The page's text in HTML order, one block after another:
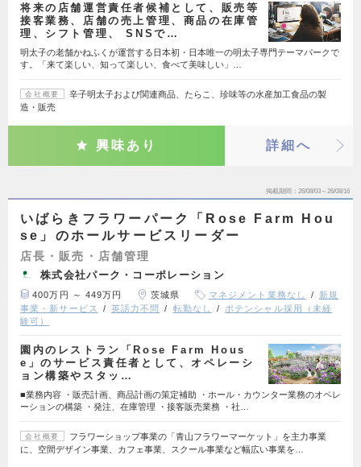
将来の店舗運営責任者候補として、販売等
接客業務、店舗の売上管理、商品の在庫管
理、シフト管理、 SNSで…
明太子の老舗かねふくが運営する日本初・日本唯一の明太子専門テーマパークで
す。「来て楽しい、知って楽しい、食べて美味しい」…
会社概要
辛子明太子および関連商品、たらこ、珍味等の水産加工食品の製
造・販売
興味あり 詳細へ
掲載期間 26/08/03～26/08/16
いばらきフラワーパーク「Rose Farm Hou
se」のホールサービスリーダー
店長・販売・店舗管理
株式会社パーク・コーポレーション
400万円 ～ 449万円 茨城県 マネジメント業務なし
新規
事業・新サービス
英語力不問 転勤なし
ポテンシャル採用（未経
験可）
園内のレストラン「Rose Farm Hous
e」のサービス責任者として、オペレーシ
ョン構築やスタッ…
■業務内容 ・販売計画、商品計画の策定補助 ・ホール・カウンター業務のオペレ
ーションの構築 ・発注、在庫管理 ・接客販売業務 ・社…
会社概要
フラワーショップ事業の「青山フラワーマーケット」を主力事業
に、空間デザイン事業、カフェ事業、スクール事業など幅広い事業を…